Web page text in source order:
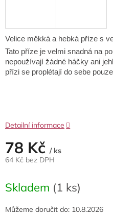
78 Kč / ks
64 Kč bez DPH
cena:
Skladem (1 ks)
Můžeme doručit do: 10.8.2026
Velice měkká a hebká příze s
Tato příze je velmi snadná na
nepoužívají žádné háčky ani
přízi se proplétají do sebe
Detailní informace